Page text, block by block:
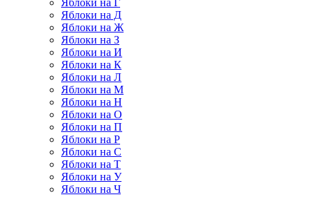
Яблоки на Г
Яблоки на Д
Яблоки на Ж
Яблоки на З
Яблоки на И
Яблоки на К
Яблоки на Л
Яблоки на М
Яблоки на Н
Яблоки на О
Яблоки на П
Яблоки на Р
Яблоки на С
Яблоки на Т
Яблоки на У
Яблоки на Ч